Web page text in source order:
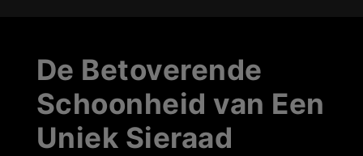
De Betoverende
Schoonheid van Een
Uniek Sieraad